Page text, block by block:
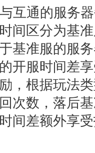
互通的服务
间区分为基
基准服的服
开服时间差
，根据玩法
次数，落后
间差额外享